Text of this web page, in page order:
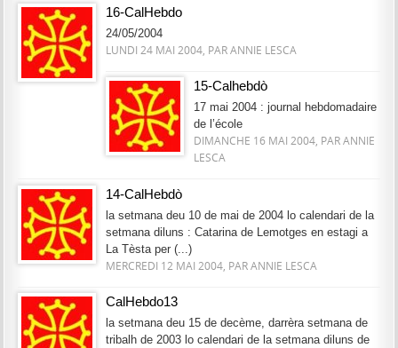
16-CalHebdo
24/05/2004
LUNDI 24 MAI 2004, PAR ANNIE LESCA
15-Calhebdò
17 mai 2004 : journal hebdomadaire
de l’école
DIMANCHE 16 MAI 2004, PAR ANNIE
LESCA
14-CalHebdò
la setmana deu 10 de mai de 2004 lo calendari de la
setmana diluns : Catarina de Lemotges en estagi a
La Tèsta per (...)
MERCREDI 12 MAI 2004, PAR ANNIE LESCA
CalHebdo13
la setmana deu 15 de decème, darrèra setmana de
tribalh de 2003 lo calendari de la setmana diluns de